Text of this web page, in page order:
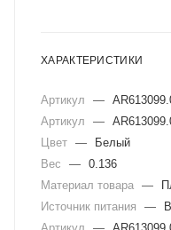
ХАРАКТЕРИСТИКИ
Артикул —
Артикул
—
Цвет —
Белый
Вес
— 0.136
Материал товара —
Источник питания
—